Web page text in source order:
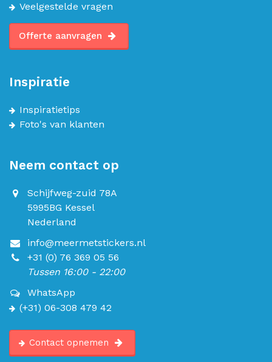
Veelgestelde vragen
Offerte aanvragen
Inspiratie
Inspiratietips
Foto's van klanten
Neem contact op
Schijfweg-zuid 78A
5995BG Kessel
Nederland
info@meermetstickers.nl
+31 (0) 76 369 05 56
Tussen 16:00 - 22:00
WhatsApp
(+31) 06-308 479 42
Contact opnemen